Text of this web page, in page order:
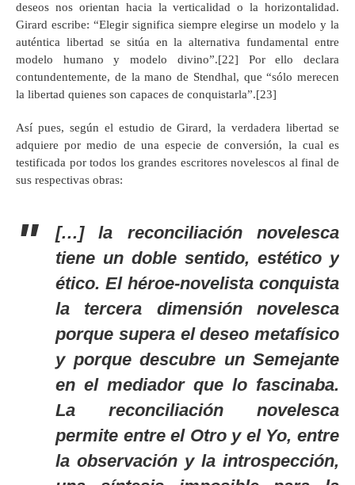
deseos nos orientan hacia la verticalidad o la horizontalidad.
Girard escribe: “Elegir significa siempre elegirse un modelo y la
auténtica libertad se sitúa en la alternativa fundamental entre
modelo humano y modelo divino”.[22] Por ello declara
contundentemente, de la mano de Stendhal, que “sólo merecen
la libertad quienes son capaces de conquistarla”.[23]
Así pues, según el estudio de Girard, la verdadera libertad se
adquiere por medio de una especie de conversión, la cual es
testificada por todos los grandes escritores novelescos al final de
sus respectivas obras:
[…] la reconciliación novelesca
tiene un doble sentido, estético y
ético. El héroe-novelista conquista
la tercera dimensión novelesca
porque supera el deseo metafísico
y porque descubre un Semejante
en el mediador que lo fascinaba.
La reconciliación novelesca
permite entre el Otroy el Yo, entre
la observación y la introspección,